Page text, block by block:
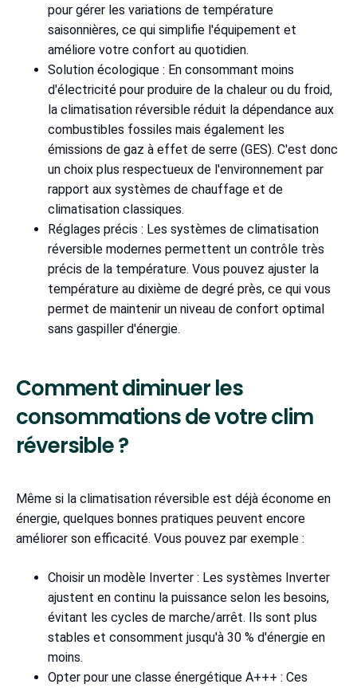
pour gérer les variations de température
saisonnières, ce qui simplifie l'équipement et
améliore votre confort au quotidien.
Solution écologique : En consommant moins
d'électricité pour produire de la chaleur ou du froid,
la climatisation réversible réduit la dépendance aux
combustibles fossiles mais également les
émissions de gaz à effet de serre (GES). C'est donc
un choix plus respectueux de l'environnement par
rapport aux systèmes de chauffage et de
climatisation classiques.
Réglages précis : Les systèmes de climatisation
réversible modernes permettent un contrôle très
précis de la température. Vous pouvez ajuster la
température au dixième de degré près, ce qui vous
permet de maintenir un niveau de confort optimal
sans gaspiller d'énergie.
Comment diminuer les
consommations de votre clim
réversible ?
Même si la climatisation réversible est déjà économe en
énergie, quelques bonnes pratiques peuvent encore
améliorer son efficacité. Vous pouvez par exemple :
Choisir un modèle Inverter : Les systèmes Inverter
ajustent en continu la puissance selon les besoins,
évitant les cycles de marche/arrêt. Ils sont plus
stables et consomment jusqu'à 30 % d'énergie en
moins.
Opter pour une classe énergétique A+++ : Ces